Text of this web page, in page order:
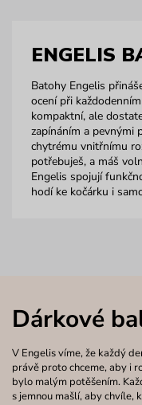
ENGELIS
Batohy Engelis
ocení při
kompaktní, ale
zapínáním a pevnými
chytrému vnitřnímu
potřebuješ, a máš
Engelis spojují
hodí ke kočárku i
Dárkové
V Engelis víme, že každý
právě proto chceme, aby i
bylo malým potěšením.
s jemnou mašlí, aby chvíle,